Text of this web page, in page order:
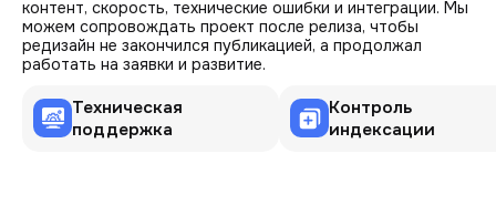
контент, скорость, технические ошибки и интеграции. Мы
можем сопровождать проект после релиза, чтобы
редизайн не закончился публикацией, а продолжал
работать на заявки и развитие.
Техническая
поддержка
Контроль
индексации